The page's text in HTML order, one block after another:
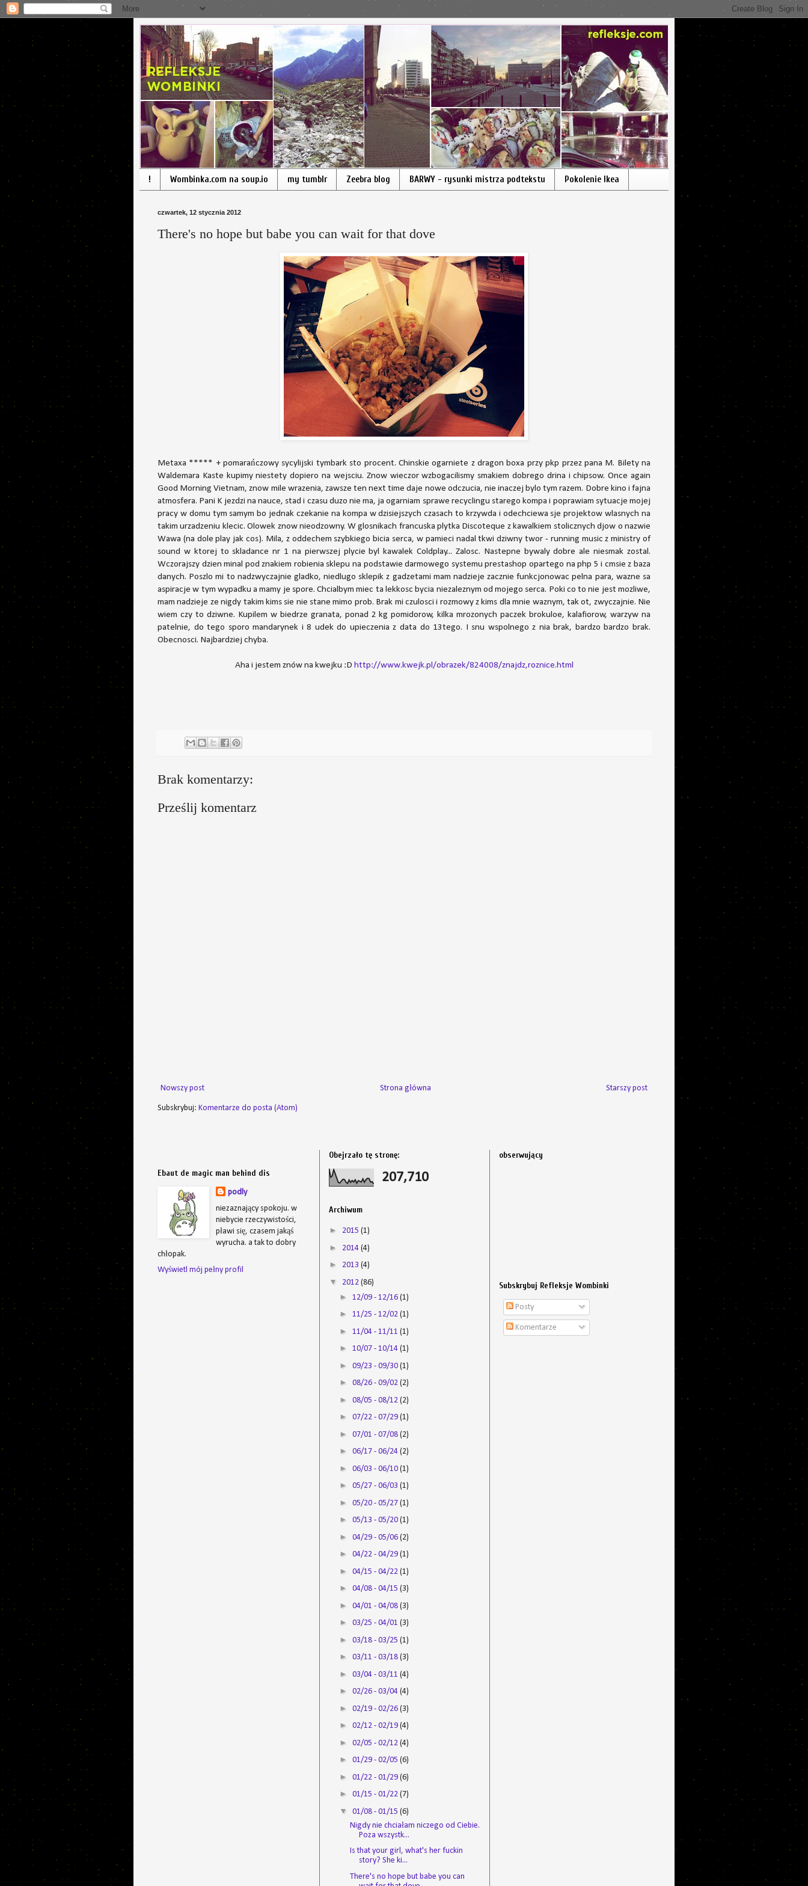
! Wombinka.com na soup.io my tumblr Zeebra blog BARWY - rysunki mistrza podtekstu Pokolenie Ikea
czwartek, 12 stycznia 2012
There's no hope but babe you can wait for that dove
Metaxa ***** + pomarańczowy sycylijski tymbark sto procent. Chinskie ogarniete z dragon boxa przy pkp przez pana M. Bilety na
Waldemara Kaste kupimy niestety dopiero na wejsciu. Znow wieczor wzbogacilismy smakiem dobrego drina i chipsow. Once again
Good Morning Vietnam, znow mile wrazenia, zawsze ten next time daje nowe odczucia, nie inaczej bylo tym razem. Dobre kino i fajna
atmosfera. Pani K jezdzi na nauce, stad i czasu duzo nie ma, ja ogarniam sprawe recyclingu starego kompa i poprawiam sytuacje mojej
pracy w domu tym samym bo jednak czekanie na kompa w dzisiejszych czasach to krzywda i odechciewa sje projektow wlasnych na
takim urzadzeniu klecic. Olowek znow nieodzowny. W glosnikach francuska plytka Discoteque z kawalkiem stolicznych djow o nazwie
Wawa (na dole play jak cos). Mila, z oddechem szybkiego bicia serca, w pamieci nadal tkwi dziwny twor - running music z ministry of
sound w ktorej to skladance nr 1 na pierwszej plycie byl kawalek Coldplay... Zalosc. Nastepne bywaly dobre ale niesmak zostal.
Wczorajszy dzien minal pod znakiem robienia sklepu na podstawie darmowego systemu prestashop opartego na php 5 i cmsie z baza
danych. Poszlo mi to nadzwyczajnie gladko, niedlugo sklepik z gadzetami mam nadzieje zacznie funkcjonowac pelna para, wazne sa
aspiracje w tym wypadku a mamy je spore. Chcialbym miec ta lekkosc bycia niezaleznym od mojego serca. Poki co to nie jest mozliwe,
mam nadzieje ze nigdy takim kims sie nie stane mimo prob. Brak mi czulosci i rozmowy z kims dla mnie waznym, tak ot, zwyczajnie. Nie
wiem czy to dziwne. Kupilem w biedrze granata, ponad 2 kg pomidorow, kilka mrozonych paczek brokuloe, kalafiorow, warzyw na
patelnie, do tego sporo mandarynek i 8 udek do upieczenia z data do 13tego. I snu wspolnego z nia brak, bardzo bardzo brak.
Obecnosci. Najbardziej chyba.
Aha i jestem znów na kwejku :D http://www.kwejk.pl/obrazek/824008/znajdz,roznice.html
Brak komentarzy:
Prześlij komentarz
Nowszy post Starszy post
Strona główna
Subskrybuj: Komentarze do posta (Atom)
Ebaut de magic man behind dis
podly
niezaznający spokoju. w
niebycie rzeczywistości,
pławi się, czasem jakąś
wyrucha. a tak to dobry
chłopak.
Wyświetl mój pełny profil
Obejrzało tę stronę:
207,710
Archiwum
► 2015 (1)
► 2014 (4)
► 2013 (4)
▼ 2012 (86)
► 12/09 - 12/16 (1)
► 11/25 - 12/02 (1)
► 11/04 - 11/11 (1)
► 10/07 - 10/14 (1)
► 09/23 - 09/30 (1)
► 08/26 - 09/02 (2)
► 08/05 - 08/12 (2)
► 07/22 - 07/29 (1)
► 07/01 - 07/08 (2)
► 06/17 - 06/24 (2)
► 06/03 - 06/10 (1)
► 05/27 - 06/03 (1)
► 05/20 - 05/27 (1)
► 05/13 - 05/20 (1)
► 04/29 - 05/06 (2)
► 04/22 - 04/29 (1)
► 04/15 - 04/22 (1)
► 04/08 - 04/15 (3)
► 04/01 - 04/08 (3)
► 03/25 - 04/01 (3)
► 03/18 - 03/25 (1)
► 03/11 - 03/18 (3)
► 03/04 - 03/11 (4)
► 02/26 - 03/04 (4)
► 02/19 - 02/26 (3)
► 02/12 - 02/19 (4)
► 02/05 - 02/12 (4)
► 01/29 - 02/05 (6)
► 01/22 - 01/29 (6)
► 01/15 - 01/22 (7)
▼ 01/08 - 01/15 (6)
Nigdy nie chciałam niczego od Ciebie.
Poza wszystk...
Is that your girl, what's her fuckin
story? She ki...
There's no hope but babe you can
obserwujący
Subskrybuj Refleksje Wombinki
Posty
Komentarze